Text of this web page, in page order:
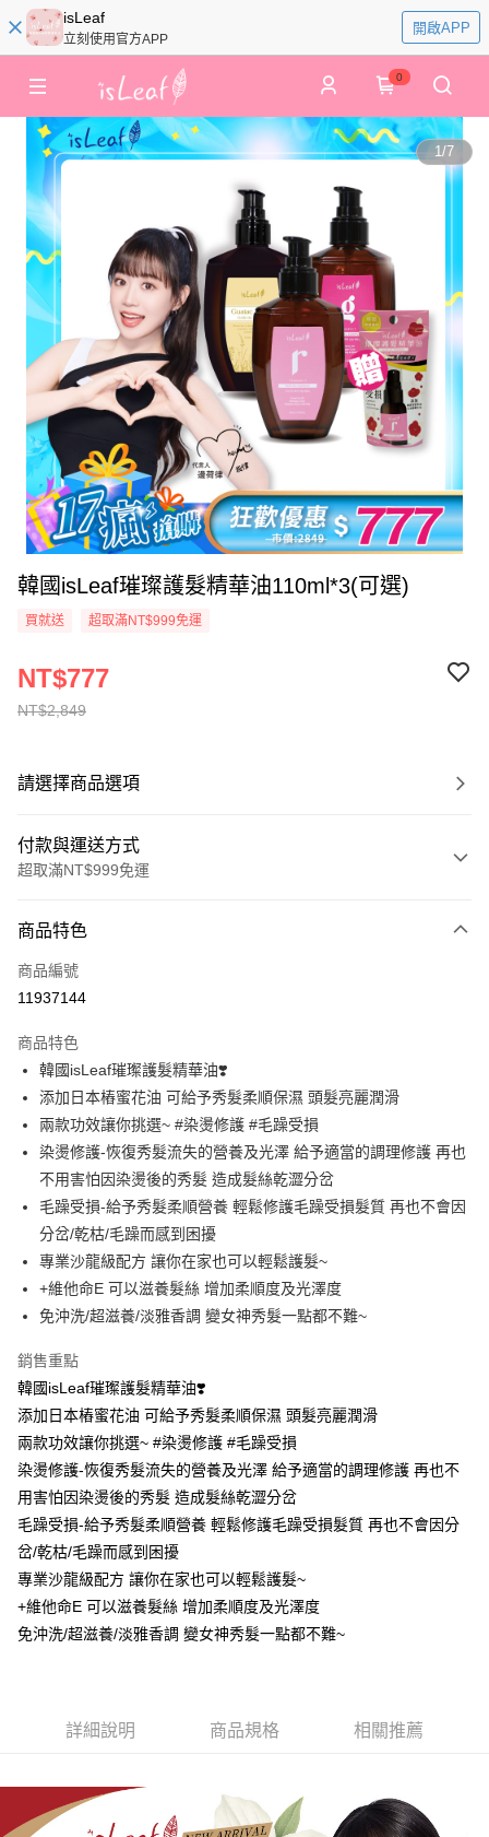
isLeaf
立刻使用官方APP
開啟APP
0
1/7
韓國isLeaf璀璨護髮精華油110ml*3(可選)
買就送 超取滿NT$999免運
NT$2,849
NT$777
請選擇商品選項
付款與運送方式
超取滿NT$999免運
信用卡一次付款
超商取貨付款
Apple Pay
街口支付
悠遊付
Google Pay
AFTEE先享後付
相關說明
【關於「AFTEE先享後付」】
AFTEE先享後付是「在收到商品之後才付款」的支付方式。 讓您購物簡單
便利好安心！
２．便利：只要手機號碼，簡訊認證，即可結帳。
【「AFTEE先享後付」結帳流程】
１．於結帳方式選擇「AFTEE先享後付」後，將跳轉至「AFTEE先享後付」
結帳頁面，進行簡訊認證並確認金額後，即可完成結帳。
２．訂單成立數日內，您將收到繳費通知簡訊。
３．收到繳費通知簡訊後14天內，點擊此簡訊中的連結，可透過四大超商／
ATM／網路銀行／等多元方式進行付款，方視為交易完成。
※ 請注意：結帳手續完成當下不需立刻繳費，但若您需要取消訂單，請聯絡
購買商品的店家。未經商家同意取消之訂單仍視為有效，需透過AFTEE先享
後付繳納相關費用。
是否繳費成功／繳費後需取消欲退款等相關疑問，請聯繫「AFTEE先享後付
客戶支援中心」https://netprotections.freshdesk.com/support/home
權轉讓予恩沛科技股份有限公司。
３．未成年的使用者請事先徵得法定代理人或監護人之同意方可使用
「AFTEE先享後付」，若未經同意申辦者引起之損失，本公司不負相關責
任。
ATM付款
全家取貨付款
每筆NT$80，滿NT$999(含以上)免運費
先付款後全家取貨
每筆NT$80，滿NT$999(含以上)免運費
7-11取貨付款
每筆NT$80，滿NT$999(含以上)免運費
每筆NT$80，滿NT$999(含以上)免運費
商品特色
商品編號
11937144
商品特色
韓國isLeaf璀璨護髮精華油❣️
添加日本樁蜜花油 可給予秀髮柔順保濕 頭髮亮麗潤滑
兩款功效讓你挑選~ #染燙修護 #毛躁受損
染燙修護-恢復秀髮流失的營養及光澤 給予適當的調理修護 再也
不用害怕因染燙後的秀髮 造成髮絲乾澀分岔
毛躁受損-給予秀髮柔順營養 輕鬆修護毛躁受損髮質 再也不會因
分岔/乾枯/毛躁而感到困擾
專業沙龍級配方 讓你在家也可以輕鬆護髮~
+維他命E 可以滋養髮絲 增加柔順度及光澤度
免沖洗/超滋養/淡雅香調 變女神秀髮一點都不難~
銷售重點
韓國isLeaf璀璨護髮精華油❣️
添加日本樁蜜花油 可給予秀髮柔順保濕 頭髮亮麗潤滑
兩款功效讓你挑選~ #染燙修護 #毛躁受損
染燙修護-恢復秀髮流失的營養及光澤 給予適當的調理修護 再也不
用害怕因染燙後的秀髮 造成髮絲乾澀分岔
毛躁受損-給予秀髮柔順營養 輕鬆修護毛躁受損髮質 再也不會因分
岔/乾枯/毛躁而感到困擾
專業沙龍級配方 讓你在家也可以輕鬆護髮~
+維他命E 可以滋養髮絲 增加柔順度及光澤度
免沖洗/超滋養/淡雅香調 變女神秀髮一點都不難~
詳細說明 商品規格 相關推薦